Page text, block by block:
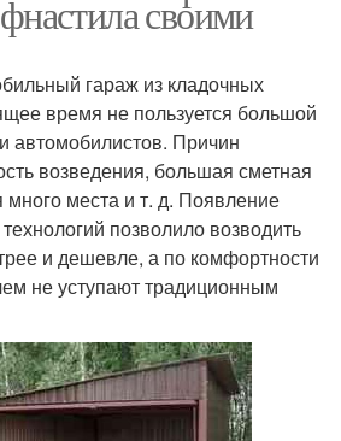
своими
гараж из кладочных
время не пользуется большой
автомобилистов. Причин
возведения, большая сметная
много места и т. д. Появление
позволило возводить
и дешевле, а по комфортности
не уступают традиционным